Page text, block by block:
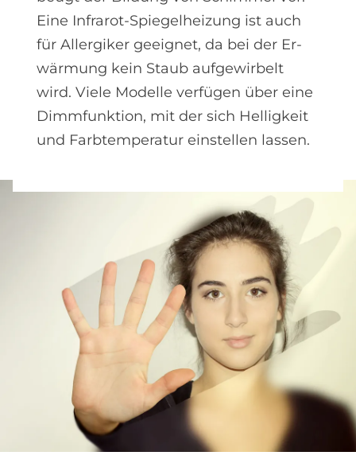
Eine Infrarot-Spiegel­heizung ist auch
für Allergiker ge­eignet, da bei der Er­
wärmung kein Staub aufgewirbelt
wird. Viele Modelle verfügen über eine
Dimmfunktion, mit der sich Helligkeit
und Farbtemperatur einstellen lassen.